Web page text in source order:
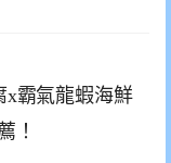
x霸氣龍蝦海鮮
！